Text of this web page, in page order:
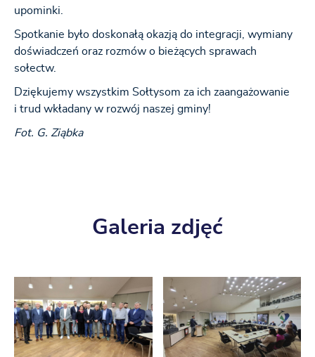
upominki.
Spotkanie było doskonałą okazją do integracji, wymiany
doświadczeń oraz rozmów o bieżących sprawach
sołectw.
Dziękujemy wszystkim Sołtysom za ich zaangażowanie
i trud wkładany w rozwój naszej gminy!
Fot. G. Ziąbka
Galeria zdjęć